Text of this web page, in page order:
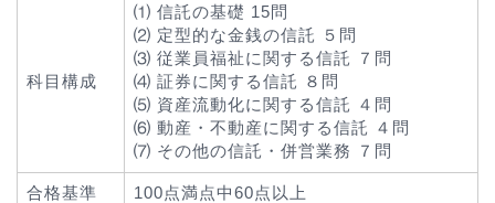
科目構成
⑴ 信託の基礎 15問
⑵ 定型的な金銭の信託 ５問
⑶ 従業員福祉に関する信託 ７問
⑷ 証券に関する信託 ８問
⑸ 資産流動化に関する信託 ４問
⑹ 動産・不動産に関する信託 ４問
⑺ その他の信託・併営業務 ７問
合格基準 100点満点中60点以上